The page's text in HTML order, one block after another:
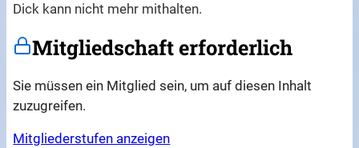
Dick kann nicht mehr mithalten.
Mitgliedschaft erforderlich
Sie müssen ein Mitglied sein, um auf diesen Inhalt
zuzugreifen.
Mitgliederstufen anzeigen